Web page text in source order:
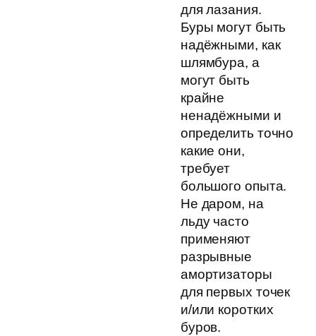
для лазания.
Буры могут быть
надёжными, как
шлямбура, а
могут быть
крайне
ненадёжными и
определить точно
какие они,
требует
большого опыта.
Не даром, на
льду часто
применяют
разрывные
амортизаторы
для первых точек
и/или коротких
буров.